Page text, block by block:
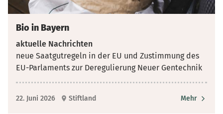
Bio in Bayern
aktuelle Nachrichten
neue Saatgutregeln in der EU und Zustimmung des
EU-Parlaments zur Deregulierung Neuer Gentechnik
22. Juni 2026 Stiftland Mehr